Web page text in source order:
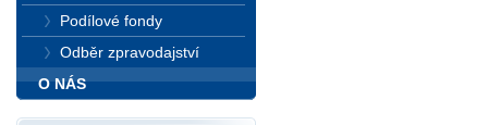
Podílové fondy
Odběr zpravodajství
O NÁS